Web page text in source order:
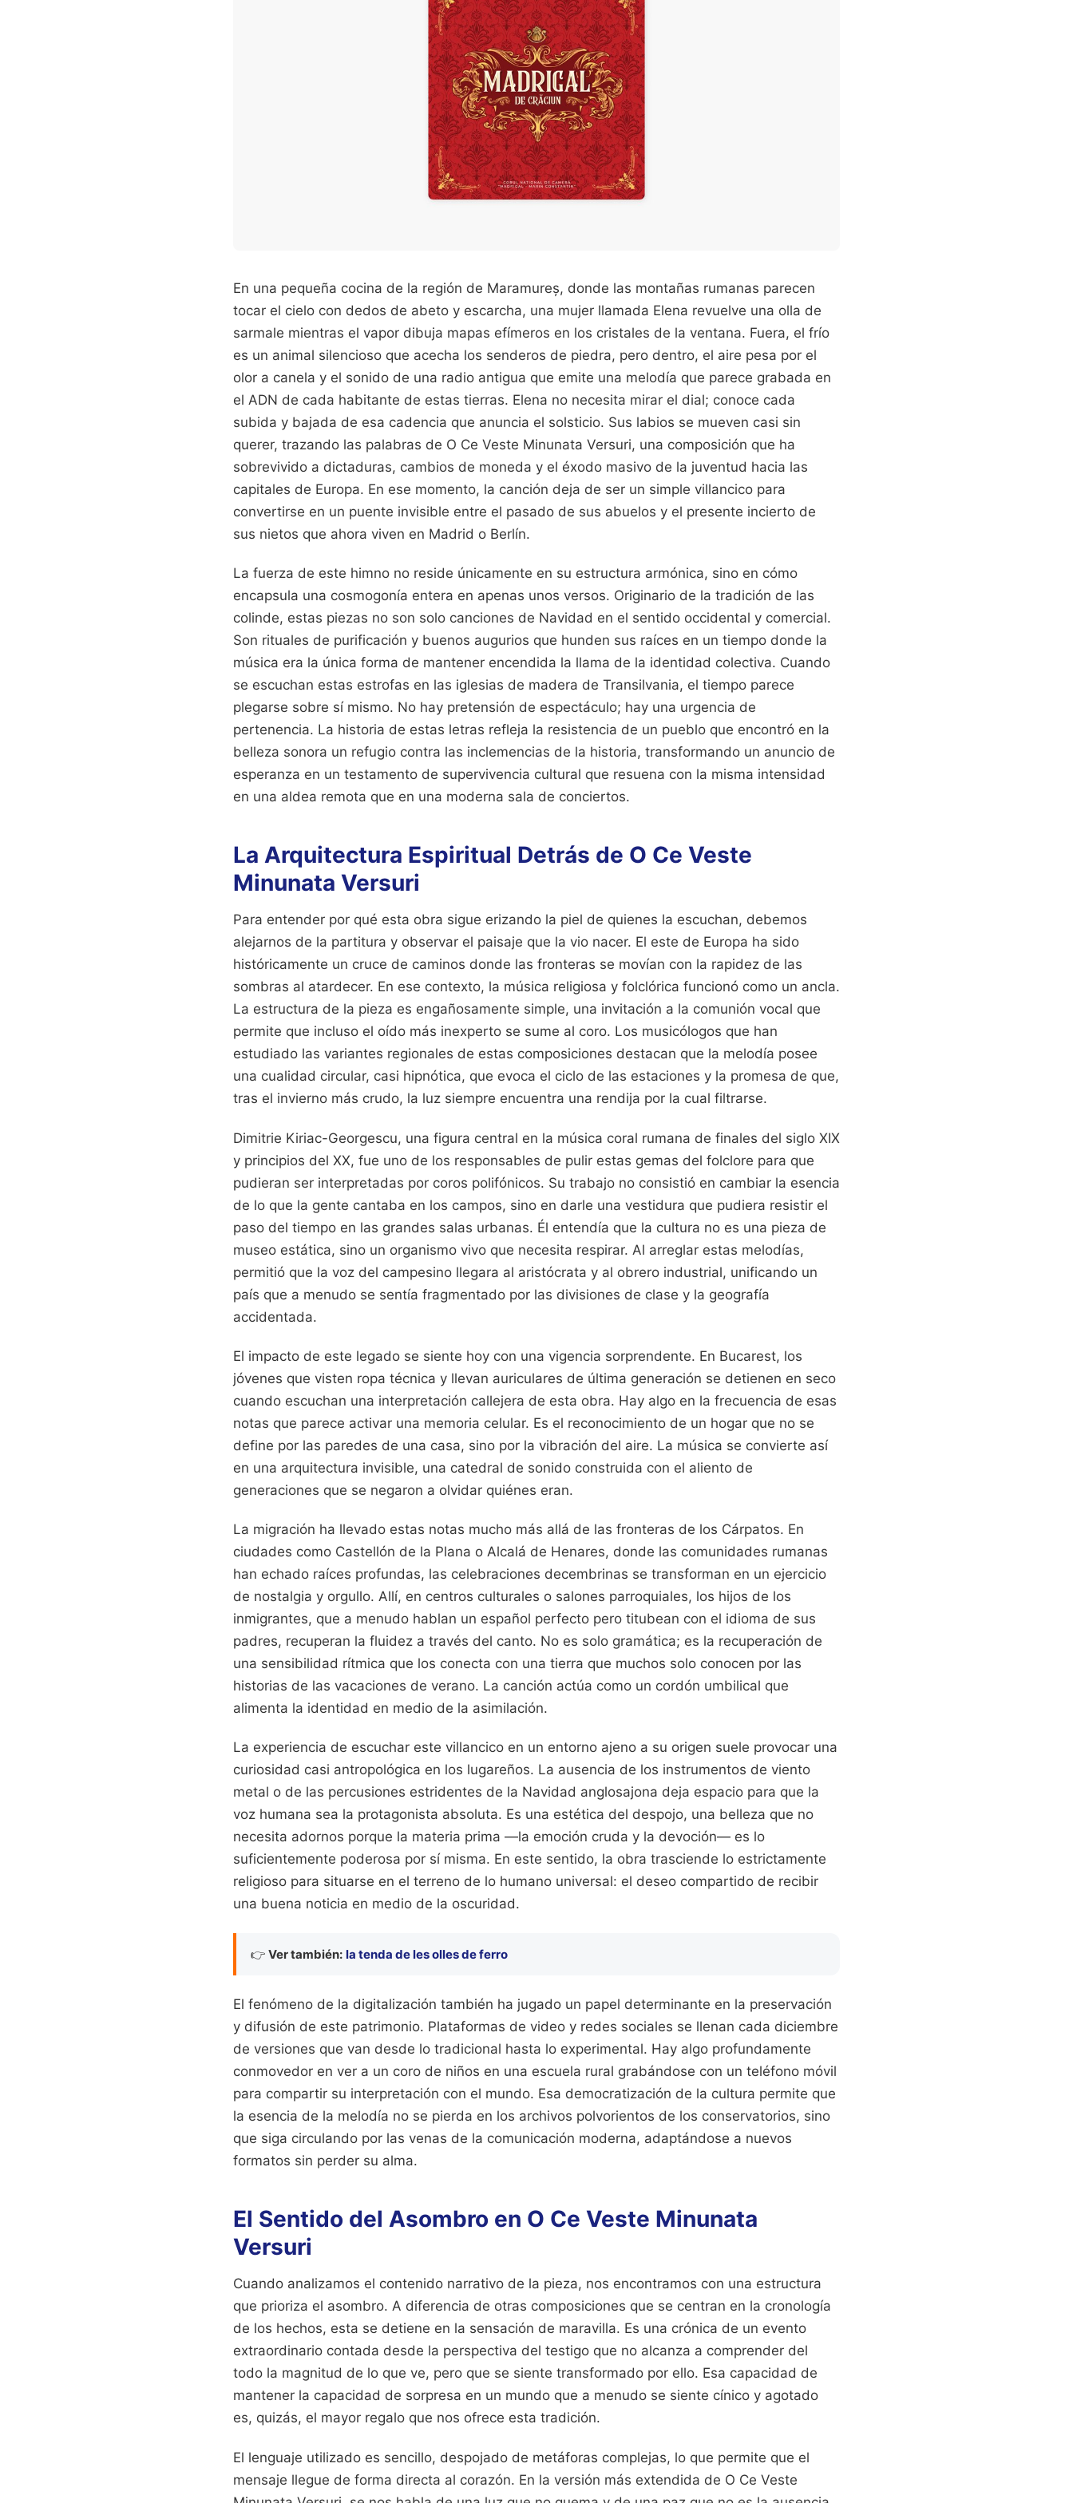
En una pequeña cocina de la región de Maramureș, donde las montañas rumanas parecen
tocar el cielo con dedos de abeto y escarcha, una mujer llamada Elena revuelve una olla de
sarmale mientras el vapor dibuja mapas efímeros en los cristales de la ventana. Fuera, el frío
es un animal silencioso que acecha los senderos de piedra, pero dentro, el aire pesa por el
olor a canela y el sonido de una radio antigua que emite una melodía que parece grabada en
el ADN de cada habitante de estas tierras. Elena no necesita mirar el dial; conoce cada
subida y bajada de esa cadencia que anuncia el solsticio. Sus labios se mueven casi sin
querer, trazando las palabras de O Ce Veste Minunata Versuri, una composición que ha
sobrevivido a dictaduras, cambios de moneda y el éxodo masivo de la juventud hacia las
capitales de Europa. En ese momento, la canción deja de ser un simple villancico para
convertirse en un puente invisible entre el pasado de sus abuelos y el presente incierto de
sus nietos que ahora viven en Madrid o Berlín.
La fuerza de este himno no reside únicamente en su estructura armónica, sino en cómo
encapsula una cosmogonía entera en apenas unos versos. Originario de la tradición de las
colinde, estas piezas no son solo canciones de Navidad en el sentido occidental y comercial.
Son rituales de purificación y buenos augurios que hunden sus raíces en un tiempo donde la
música era la única forma de mantener encendida la llama de la identidad colectiva. Cuando
se escuchan estas estrofas en las iglesias de madera de Transilvania, el tiempo parece
plegarse sobre sí mismo. No hay pretensión de espectáculo; hay una urgencia de
pertenencia. La historia de estas letras refleja la resistencia de un pueblo que encontró en la
belleza sonora un refugio contra las inclemencias de la historia, transformando un anuncio de
esperanza en un testamento de supervivencia cultural que resuena con la misma intensidad
en una aldea remota que en una moderna sala de conciertos.
La Arquitectura Espiritual Detrás de O Ce Veste
Minunata Versuri
Para entender por qué esta obra sigue erizando la piel de quienes la escuchan, debemos
alejarnos de la partitura y observar el paisaje que la vio nacer. El este de Europa ha sido
históricamente un cruce de caminos donde las fronteras se movían con la rapidez de las
sombras al atardecer. En ese contexto, la música religiosa y folclórica funcionó como un ancla.
La estructura de la pieza es engañosamente simple, una invitación a la comunión vocal que
permite que incluso el oído más inexperto se sume al coro. Los musicólogos que han
estudiado las variantes regionales de estas composiciones destacan que la melodía posee
una cualidad circular, casi hipnótica, que evoca el ciclo de las estaciones y la promesa de que,
tras el invierno más crudo, la luz siempre encuentra una rendija por la cual filtrarse.
Dimitrie Kiriac-Georgescu, una figura central en la música coral rumana de finales del siglo XIX
y principios del XX, fue uno de los responsables de pulir estas gemas del folclore para que
pudieran ser interpretadas por coros polifónicos. Su trabajo no consistió en cambiar la esencia
de lo que la gente cantaba en los campos, sino en darle una vestidura que pudiera resistir el
paso del tiempo en las grandes salas urbanas. Él entendía que la cultura no es una pieza de
museo estática, sino un organismo vivo que necesita respirar. Al arreglar estas melodías,
permitió que la voz del campesino llegara al aristócrata y al obrero industrial, unificando un
país que a menudo se sentía fragmentado por las divisiones de clase y la geografía
accidentada.
El impacto de este legado se siente hoy con una vigencia sorprendente. En Bucarest, los
jóvenes que visten ropa técnica y llevan auriculares de última generación se detienen en seco
cuando escuchan una interpretación callejera de esta obra. Hay algo en la frecuencia de esas
notas que parece activar una memoria celular. Es el reconocimiento de un hogar que no se
define por las paredes de una casa, sino por la vibración del aire. La música se convierte así
en una arquitectura invisible, una catedral de sonido construida con el aliento de
generaciones que se negaron a olvidar quiénes eran.
La migración ha llevado estas notas mucho más allá de las fronteras de los Cárpatos. En
ciudades como Castellón de la Plana o Alcalá de Henares, donde las comunidades rumanas
han echado raíces profundas, las celebraciones decembrinas se transforman en un ejercicio
de nostalgia y orgullo. Allí, en centros culturales o salones parroquiales, los hijos de los
inmigrantes, que a menudo hablan un español perfecto pero titubean con el idioma de sus
padres, recuperan la fluidez a través del canto. No es solo gramática; es la recuperación de
una sensibilidad rítmica que los conecta con una tierra que muchos solo conocen por las
historias de las vacaciones de verano. La canción actúa como un cordón umbilical que
alimenta la identidad en medio de la asimilación.
La experiencia de escuchar este villancico en un entorno ajeno a su origen suele provocar una
curiosidad casi antropológica en los lugareños. La ausencia de los instrumentos de viento
metal o de las percusiones estridentes de la Navidad anglosajona deja espacio para que la
voz humana sea la protagonista absoluta. Es una estética del despojo, una belleza que no
necesita adornos porque la materia prima —la emoción cruda y la devoción— es lo
suficientemente poderosa por sí misma. En este sentido, la obra trasciende lo estrictamente
religioso para situarse en el terreno de lo humano universal: el deseo compartido de recibir
una buena noticia en medio de la oscuridad.
👉 Ver también: la tenda de les olles de ferro
El fenómeno de la digitalización también ha jugado un papel determinante en la preservación
y difusión de este patrimonio. Plataformas de video y redes sociales se llenan cada diciembre
de versiones que van desde lo tradicional hasta lo experimental. Hay algo profundamente
conmovedor en ver a un coro de niños en una escuela rural grabándose con un teléfono móvil
para compartir su interpretación con el mundo. Esa democratización de la cultura permite que
la esencia de la melodía no se pierda en los archivos polvorientos de los conservatorios, sino
que siga circulando por las venas de la comunicación moderna, adaptándose a nuevos
formatos sin perder su alma.
El Sentido del Asombro en O Ce Veste Minunata
Versuri
Cuando analizamos el contenido narrativo de la pieza, nos encontramos con una estructura
que prioriza el asombro. A diferencia de otras composiciones que se centran en la cronología
de los hechos, esta se detiene en la sensación de maravilla. Es una crónica de un evento
extraordinario contada desde la perspectiva del testigo que no alcanza a comprender del
todo la magnitud de lo que ve, pero que se siente transformado por ello. Esa capacidad de
mantener la capacidad de sorpresa en un mundo que a menudo se siente cínico y agotado
es, quizás, el mayor regalo que nos ofrece esta tradición.
El lenguaje utilizado es sencillo, despojado de metáforas complejas, lo que permite que el
mensaje llegue de forma directa al corazón. En la versión más extendida de O Ce Veste